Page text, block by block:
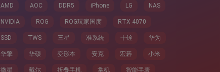
AMD AOC DDR5 iPhone LG NAS
NVIDIA ROG ROG玩家国度 RTX 4070
SSD TWS 三星 准系统 十铨 华为
华擎 华硕 变形本 安克 宏碁 小米
微星 戴尔 折叠手机 掌机 智能手表